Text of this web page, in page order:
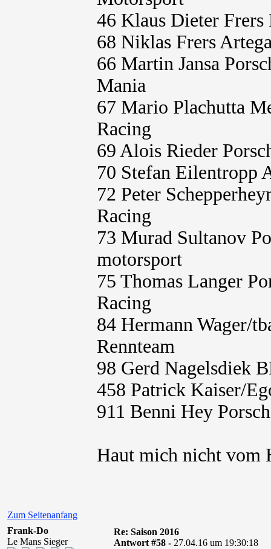
46 Klaus Dieter Frers
68 Niklas Frers
66 Martin Jansa
Mania
67 Mario Plachutta
Racing
69 Alois Rieder
70 Stefan Eilentropp
72 Peter
Racing
73 Murad Sultanov
motorsport
75 Thomas Langer
Racing
84 Hermann Wager/
Rennteam
98 Gerd Nagelsdiek
458 Patrick Kaiser/
911 Benni Hey
Haut mich nicht vom
Zum Seitenanfang
Frank-Do
Le Mans Sieger
Re: Saison 2016
Antwort #58 - 27.04.16 um 19:30:18